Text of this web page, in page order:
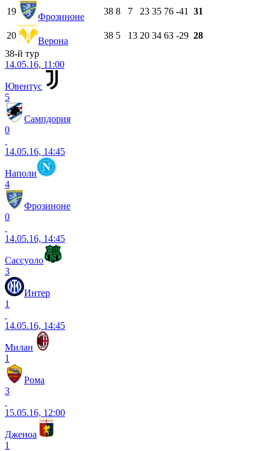
19
Фрозиноне
38 8 7 23 35 76 -41 31
20
Верона
38 5 13 20 34 63 -29 28
38-й тур
14.05.16, 11:00
Ювентус
5
Сампдория
0
14.05.16, 14:45
Наполи
4
Фрозиноне
0
14.05.16, 14:45
Сассуоло
3
Интер
1
14.05.16, 14:45
Милан
1
Рома
3
15.05.16, 12:00
Дженоа
1